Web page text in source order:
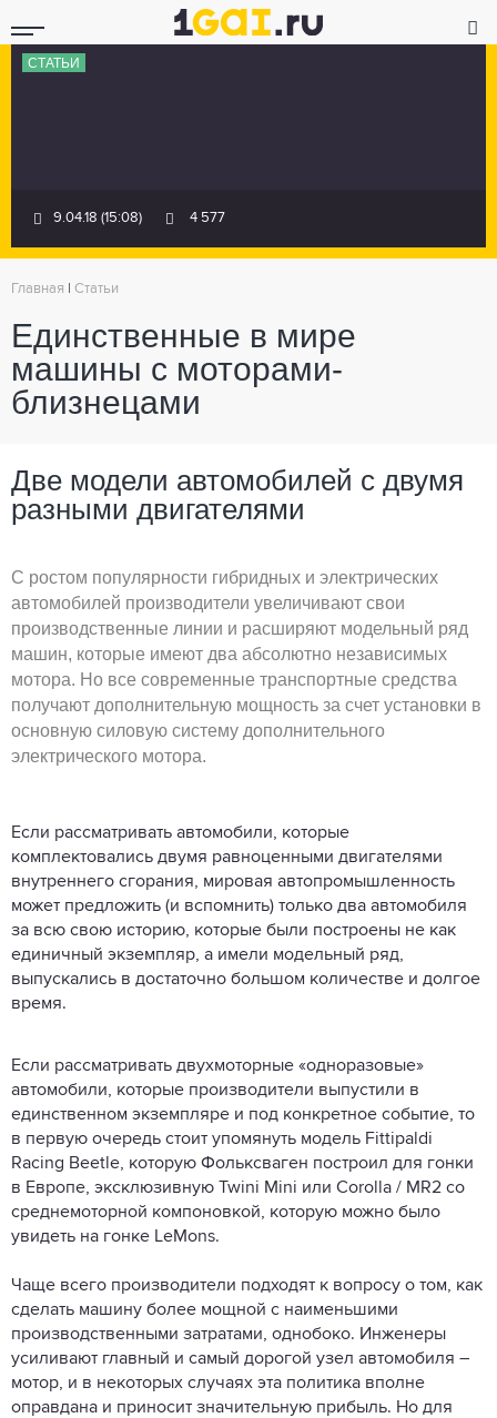
СТАТЬИ
9.04.18 (15:08) 4 577
Главная Статьи
Единственные в мире
машины с моторами-
близнецами
Две модели автомобилей с двумя
разными двигателями
С ростом популярности гибридных и электрических
автомобилей производители увеличивают свои
производственные линии и расширяют модельный ряд
машин, которые имеют два абсолютно независимых
мотора. Но все современные транспортные средства
получают дополнительную мощность за счет установки в
основную силовую систему дополнительного
электрического мотора.
Если рассматривать автомобили, которые
комплектовались двумя равноценными двигателями
внутреннего сгорания, мировая автопромышленность
может предложить (и вспомнить) только два автомобиля
за всю свою историю, которые были построены не как
единичный экземпляр, а имели модельный ряд,
выпускались в достаточно большом количестве и долгое
время.
Если рассматривать двухмоторные «одноразовые»
автомобили, которые производители выпустили в
единственном экземпляре и под конкретное событие, то
в первую очередь стоит упомянуть модель Fittipaldi
Racing Beetle, которую Фольксваген построил для гонки
в Европе, эксклюзивную Twini Mini или Corolla / MR2 со
среднемоторной компоновкой, которую можно было
увидеть на гонке LeMons.
Чаще всего производители подходят к вопросу о том, как
сделать машину более мощной с наименьшими
производственными затратами, однобоко. Инженеры
усиливают главный и самый дорогой узел автомобиля –
мотор, и в некоторых случаях эта политика вполне
оправдана и приносит значительную прибыль. Но для